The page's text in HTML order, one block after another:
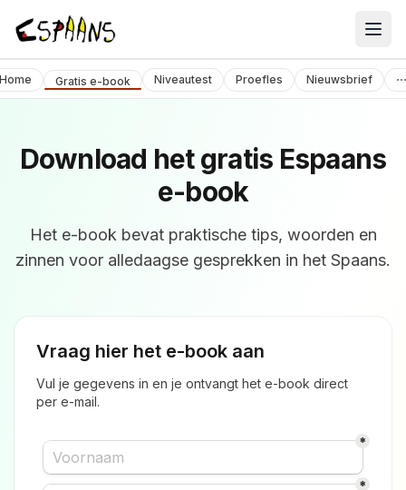
Cursusaanbod
Home Gratis e-book Niveautest Proefles Nieuwsbrief ⋯
Download het gratis Espaans
e-book
Het e-book bevat praktische tips, woorden en
zinnen voor alledaagse gesprekken in het Spaans.
Vraag hier het e-book aan
Vul je gegevens in en je ontvangt het e-book direct
per e-mail.